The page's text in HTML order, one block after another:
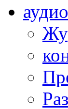
аудио